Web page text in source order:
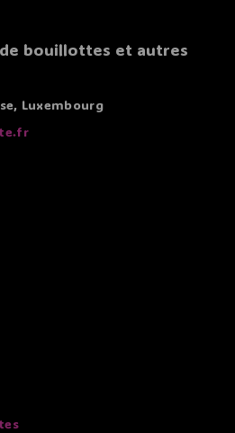
bouillottes et autres
Luxembourg